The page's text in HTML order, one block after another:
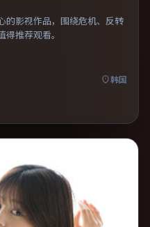
影视作品，围绕危机、反转
推荐观看。
韩国